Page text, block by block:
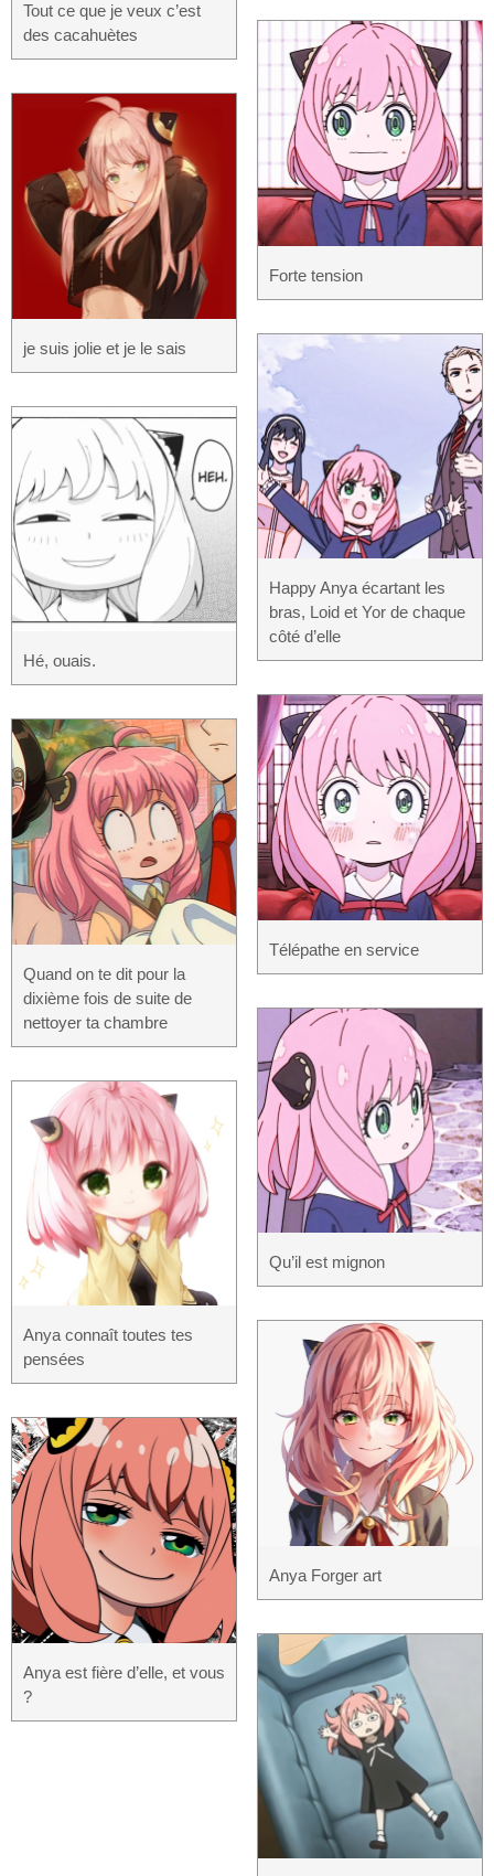
Tout ce que je veux c’est
des cacahuètes
je suis jolie et je le sais
Hé, ouais.
Quand on te dit pour la
dixième fois de suite de
nettoyer ta chambre
Anya connaît toutes tes
pensées
Anya est fière d’elle, et vous
?
Forte tension
Happy Anya écartant les
bras, Loid et Yor de chaque
côté d’elle
Télépathe en service
Qu’il est mignon
Anya Forger art